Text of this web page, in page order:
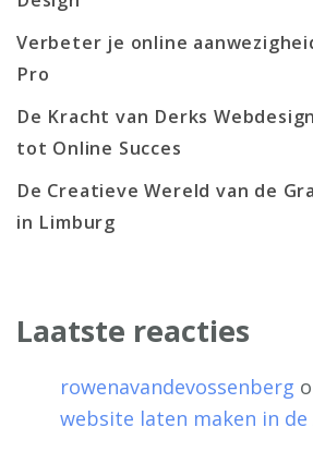
Verbeter je online
Pro
De Kracht van Derks
tot Online Succes
De Creatieve Wereld van de
in Limburg
Laatste reacties
rowenavandevossenberg
website laten maken in